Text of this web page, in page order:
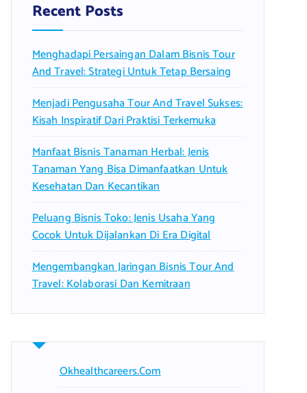
f
o
:
Recent Posts
Menghadapi Persaingan Dalam Bisnis Tour
And Travel: Strategi Untuk Tetap Bersaing
Menjadi Pengusaha Tour And Travel Sukses:
Kisah Inspiratif Dari Praktisi Terkemuka
Manfaat Bisnis Tanaman Herbal: Jenis
Tanaman Yang Bisa Dimanfaatkan Untuk
Kesehatan Dan Kecantikan
Peluang Bisnis Toko: Jenis Usaha Yang
Cocok Untuk Dijalankan Di Era Digital
Mengembangkan Jaringan Bisnis Tour And
Travel: Kolaborasi Dan Kemitraan
Okhealthcareers.com